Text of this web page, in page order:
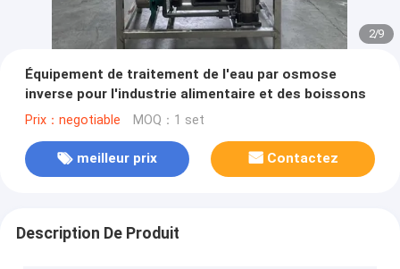
2/9
Équipement de traitement de l'eau par osmose
inverse pour l'industrie alimentaire et des boissons
Prix：negotiable MOQ：1 set
meilleur prix Contactez
Description De Produit